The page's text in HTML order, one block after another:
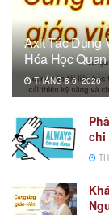
Axit Tác Dụng
Hóa Học
THÁNG 8 6, 2026
chi